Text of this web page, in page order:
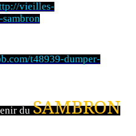
vieilles-
t48939-dumper-
du SAMBRON